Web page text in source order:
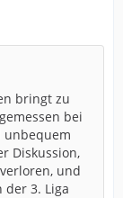
bringt zu
bei
unbequem
Diskussion,
und
der 3. Liga